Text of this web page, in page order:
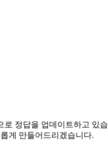
정답을 업데이트하고 있
게 만들어드리겠습니다.